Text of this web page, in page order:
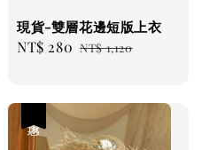
現貨-雙層花邊短版上衣
Sale
NT$ 280 Regular
NT$ 1,120